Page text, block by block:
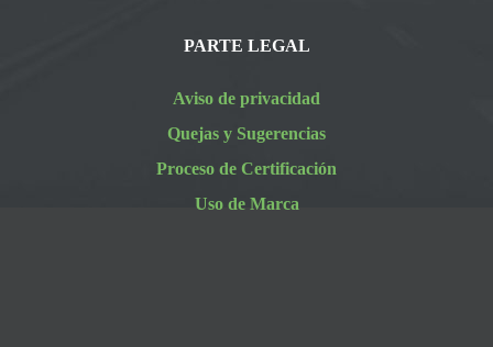
PARTE LEGAL
Aviso de privacidad
Quejas y Sugerencias
Proceso de Certificación
Uso de Marca